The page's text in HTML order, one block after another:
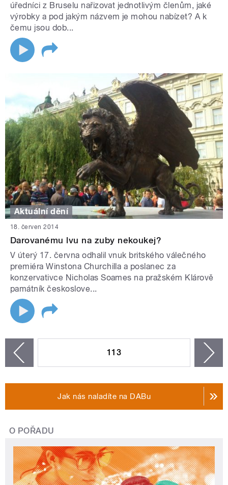
úředníci z Bruselu nařizovat jednotlivým členům, jaké
výrobky a pod jakým názvem je mohou nabízet? A k
čemu jsou dob...
Aktuální dění
18. červen 2014
Darovanému lvu na zuby nekoukej?
V úterý 17. června odhalil vnuk britského válečného
premiéra Winstona Churchilla a poslanec za
konzervativce Nicholas Soames na pražském Klárově
památník českoslove...
113
Jak nás naladíte na DABu
O POŘADU